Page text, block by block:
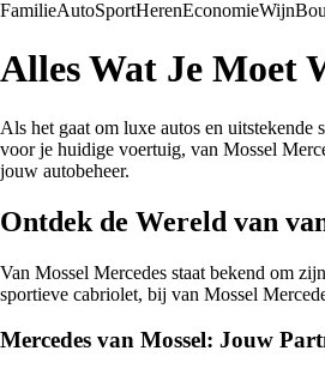
FamilieAutoSportHerenEconomieWijn
Alles Wat Je Moet
Als het gaat om luxe autos en uitstekende
voor je huidige voertuig, van Mossel
jouw autobeheer.
Ontdek de Wereld van
Van Mossel Mercedes staat bekend om
sportieve cabriolet, bij van Mossel
Mercedes van Mossel: Jouw